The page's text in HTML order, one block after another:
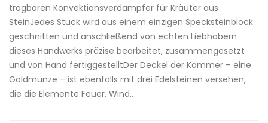
tragbaren Konvektionsverdampfer für Kräuter aus
SteinJedes Stück wird aus einem einzigen Specksteinblock
geschnitten und anschließend von echten Liebhabern
dieses Handwerks präzise bearbeitet, zusammengesetzt
und von Hand fertiggestelltDer Deckel der Kammer – eine
Goldmünze – ist ebenfalls mit drei Edelsteinen versehen,
die die Elemente Feuer, Wind..